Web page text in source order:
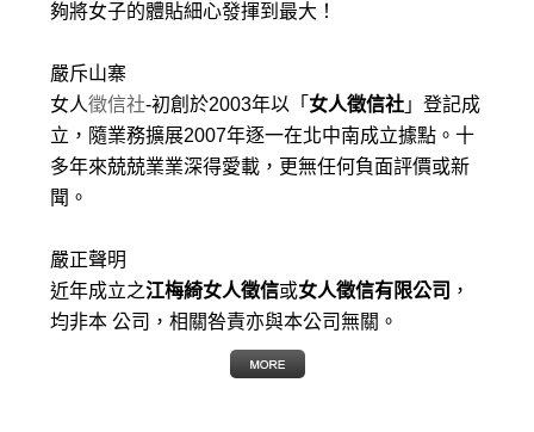
夠將女子的體貼細心發揮到最大 ！
嚴斥山寨
女人徵信社-初創於2003年以「 女人徵信社 」登記成
立，隨業務擴展2007年逐一在北中南成立據點。十
多年來兢兢業業深得愛載，更無任何負面評價或新
聞。
嚴正聲明
近年成立之江梅綺女人徵信或女人徵信有限公司 ，
均非本 公司，相關咎責亦與本公司無關。